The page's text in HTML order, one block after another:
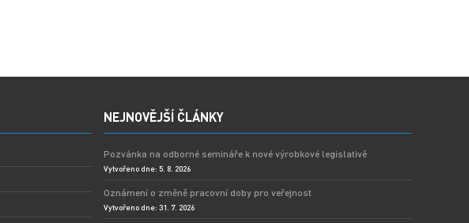
NEJNOVĚJŠÍ ČLÁNKY
Pozvánka na odborné semináře k nové výrobkové legislativě
Vytvořeno dne: 5. 8. 2026
Oznámení o změně pracovní doby pro veřejnost
Vytvořeno dne: 31. 7. 2026